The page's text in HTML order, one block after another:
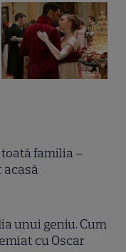
toată familia –
acasă
unui geniu. Cum
cu Oscar